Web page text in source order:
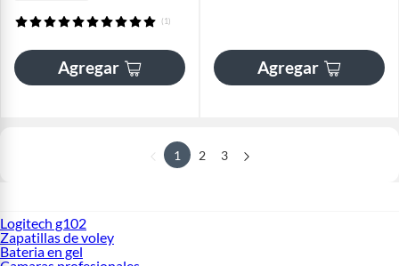
(1)
Agregar Agregar
1 2 3
Logitech g102
Zapatillas de voley
Bateria en gel